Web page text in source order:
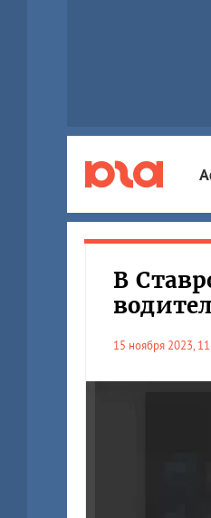
В
15 ноября 2023,